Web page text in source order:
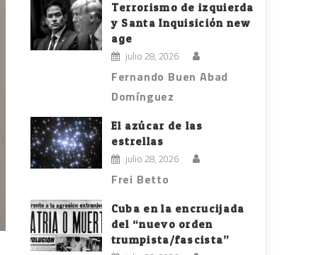
Terrorismo de izquierda
y Santa Inquisición new
age
julio 28, 2026
Fernando Buen Abad
Domínguez
El azúcar de las
estrellas
julio 28, 2026
Frei Betto
Cuba en la encrucijada
del “nuevo orden
trumpista/fascista”